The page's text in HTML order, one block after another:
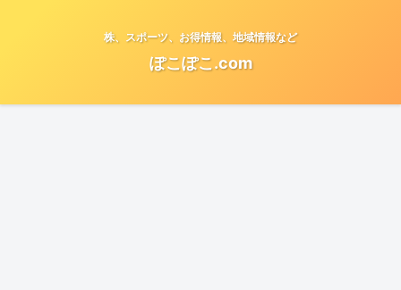
株、スポーツ、お得情報、地域情報など
ぽこぽこ.com